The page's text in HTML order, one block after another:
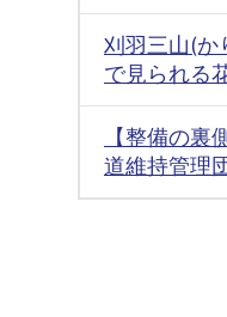
刈羽三山(か
で見られる
【整備の裏
道維持管理